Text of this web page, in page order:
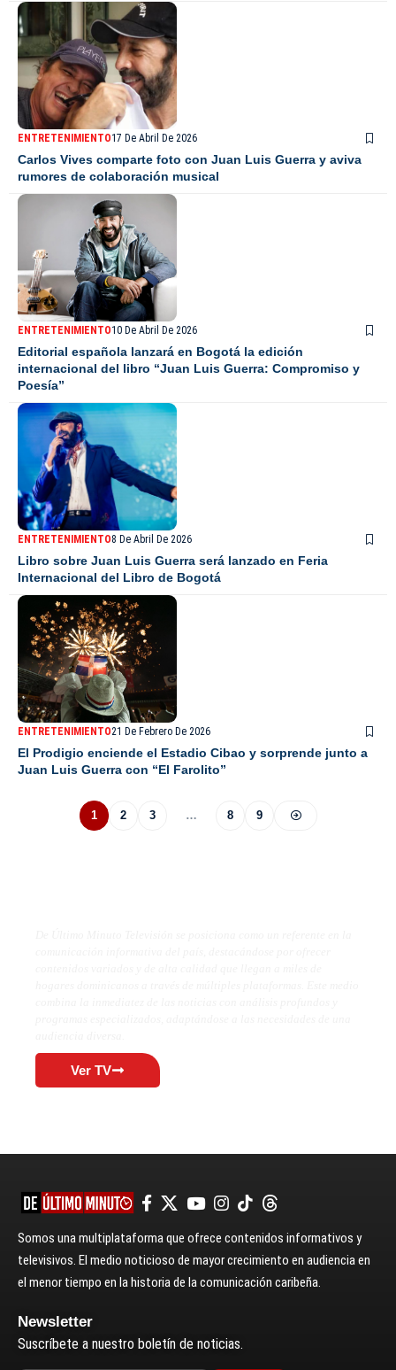
ENTRETENIMIENTO17 De Abril De 2026
Carlos Vives comparte foto con Juan Luis Guerra y aviva
rumores de colaboración musical
ENTRETENIMIENTO10 De Abril De 2026
Editorial española lanzará en Bogotá la edición
internacional del libro “Juan Luis Guerra: Compromiso y
Poesía”
ENTRETENIMIENTO8 De Abril De 2026
Libro sobre Juan Luis Guerra será lanzado en Feria
Internacional del Libro de Bogotá
ENTRETENIMIENTO21 De Febrero De 2026
El Prodigio enciende el Estadio Cibao y sorprende junto a
Juan Luis Guerra con “El Farolito”
1 2 3 … 8 9
Ver TV
Somos una multiplataforma que ofrece contenidos informativos y
televisivos. El medio noticioso de mayor crecimiento en audiencia en
el menor tiempo en la historia de la comunicación caribeña.
Newsletter
Suscríbete a nuestro boletín de noticias.